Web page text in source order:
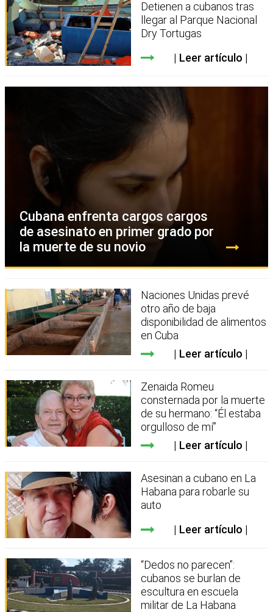
Detienen a cubanos tras
llegar al Parque Nacional
Dry Tortugas
Leer artículo
Cubana enfrenta cargos cargos
de asesinato en primer grado por
la muerte de su novio
Naciones Unidas prevé
otro año de baja
disponibilidad de alimentos
en Cuba
Leer artículo
Zenaida Romeu
consternada por la muerte
de su hermano: “Él estaba
orgulloso de mí”
Leer artículo
Asesinan a cubano en La
Habana para robarle su
auto
Leer artículo
“Dedos no parecen”:
cubanos se burlan de
escultura en escuela
militar de La Habana